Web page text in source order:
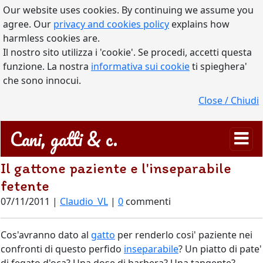
Our website uses cookies. By continuing we assume you
agree. Our privacy and cookies policy explains how
harmless cookies are.
Il nostro sito utilizza i 'cookie'. Se procedi, accetti questa
funzione. La nostra informativa sui cookieti spieghera'
che sono innocui.
Close / Chiudi
Cani, gatti & c.
Il gattone paziente e l'inseparabile
fetente
07/11/2011 | Claudio_VL | 0 commenti
Cos'avranno dato al gatto per renderlo cosi' paziente nei
confronti di questo perfido inseparabile? Un piatto di pate'